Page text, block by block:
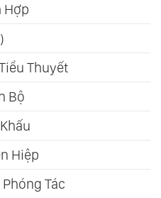
Hợp
Thuyết
Bộ
Hiệp
Tác